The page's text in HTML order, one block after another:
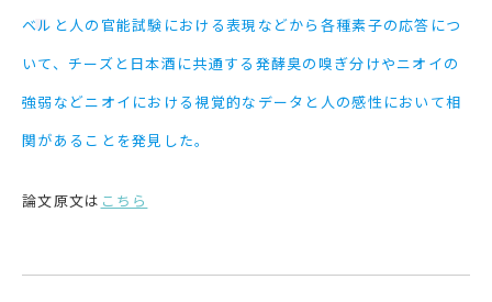
ベルと人の官能試験における表現などから各種素子の応答につ
いて、チーズと日本酒に共通する発酵臭の嗅ぎ分けやニオイの
強弱などニオイにおける視覚的なデータと人の感性において相
関があることを発見した。
論文原文は こちら